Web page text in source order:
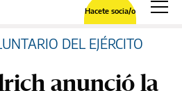
Hacete socia/o
DEL EJÉRCITO
anunció la